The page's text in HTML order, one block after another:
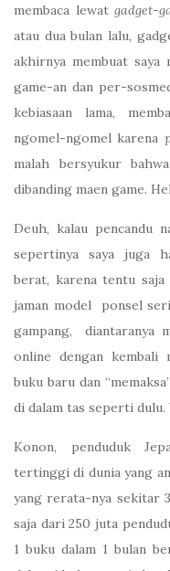
membaca lewat gadget-
atau dua bulan lalu,
akhirnya membuat
game-an dan per-
kebiasaan lama,
ngomel-ngomel karena
malah bersyukur
dibanding maen game.
Deuh, kalau pencandu
sepertinya saya juga
berat, karena tentu saja
jaman model
ponsel
gampang,
diantaranya
online dengan kembali
buku baru dan
di dalam tas seperti dulu.
Konon, penduduk
tertinggi di dunia yang
yang rerata-nya sekitar
saja dari 250 juta
1 buku dalam 1 bulan